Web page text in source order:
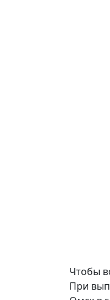
Чтобы
При